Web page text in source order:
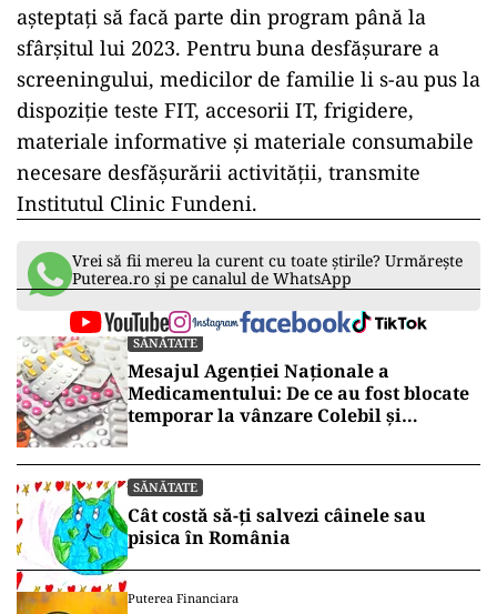
aşteptaţi să facă parte din program până la
sfârşitul lui 2023. Pentru buna desfăşurare a
screeningului, medicilor de familie li s-au pus la
dispoziţie teste FIT, accesorii IT, frigidere,
materiale informative şi materiale consumabile
necesare desfăşurării activităţii, transmite
Institutul Clinic Fundeni.
Vrei să fii mereu la curent cu toate știrile? Urmărește
Puterea.ro și pe canalul de WhatsApp
SĂNĂTATE
Mesajul Agenției Naționale a
Medicamentului: De ce au fost blocate
temporar la vânzare Colebil și
SĂNĂTATE
Cât costă să-ți salvezi câinele sau
pisica în România
Puterea Financiara